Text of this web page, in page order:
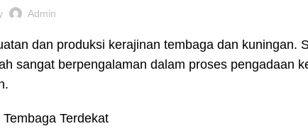
Admin
dan produksi kerajinan tembaga dan kuningan.
sangat berpengalaman dalam proses pengadaan